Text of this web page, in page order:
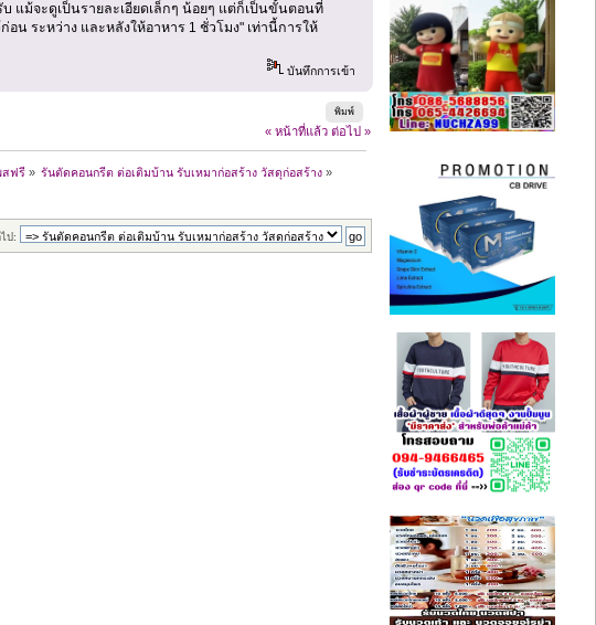
แม้จะดูเป็นรายละเอียดเล็กๆ น้อยๆ แต่ก็เป็นขั้นตอนที่
น ระหว่าง และหลังให้อาหาร 1 ชั่วโมง" เท่านี้การให้
บันทึกการเข้า
พิมพ์
« หน้าที่แล้ว ต่อไป »
สฟรี» รันตัดคอนกรีต ต่อเติมบ้าน รับเหมาก่อสร้าง วัสดุก่อสร้าง»
ป: